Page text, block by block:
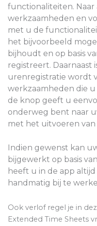
functionaliteiten. Naar
werkzaamheden en
met u de
het bijvoorbeeld
bijhoudt en op basis
registreert. Daarnaast
urenregistratie wordt
werkzaamheden die
de knop geeft u
onderweg bent naar
met het uitvoeren
Indien gewenst kan
bijgewerkt op basis
heeft u in de app
handmatig bij te
Ook verlof regel je in
Extended Time Sheets